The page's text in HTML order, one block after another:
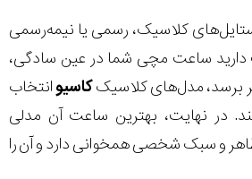
کلاسیک، رسمی یا نیمه‌رسمی
ساعت مچی شما در عین سادگی،
برسد، مدل‌های کلاسیککاسیوانتخاب
در نهایت، بهترین ساعت آن مدلی
و سبک شخصی همخوانی دارد و آن را